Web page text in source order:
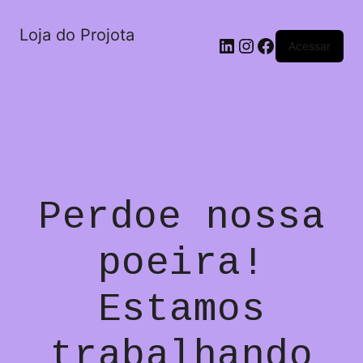
Loja do Projota LinkedIn
Instagram
Facebook
Acessar
Perdoe nossa
poeira!
Estamos